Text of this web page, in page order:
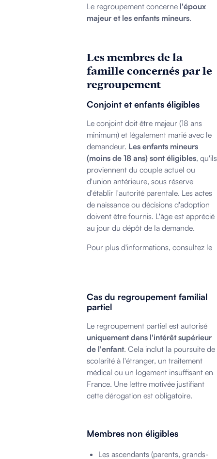
Le regroupement concerne l'époux
majeur et les enfants mineurs.
Les membres de la
famille concernés par le
regroupement
Conjoint et enfants éligibles
Le conjoint doit être majeur (18 ans
minimum) et légalement marié avec le
demandeur. Les enfants mineurs
(moins de 18 ans) sont éligibles, qu'ils
proviennent du couple actuel ou
d'union antérieure, sous réserve
d'établir l'autorité parentale. Les actes
de naissance ou décisions d'adoption
doivent être fournis. L'âge est apprécié
au jour du dépôt de la demande.
Pour plus d'informations, consultez le
Cas du regroupement familial
partiel
Le regroupement partiel est autorisé
uniquement dans l'intérêt supérieur
de l'enfant. Cela inclut la poursuite de
scolarité à l'étranger, un traitement
médical ou un logement insuffisant en
France. Une lettre motivée justifiant
cette dérogation est obligatoire.
Membres non éligibles
Les ascendants (parents, grands-